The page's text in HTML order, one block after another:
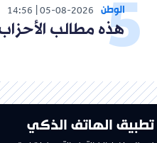
الوطن 05-08-2026
14:56
هذه مطالب
تطبيق الهاتف الذكي